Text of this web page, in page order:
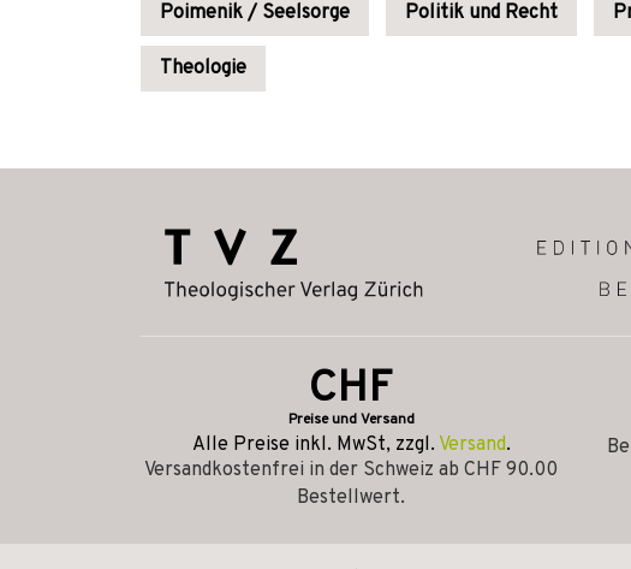
Poimenik / Seelsorge Politik und Recht
Theologie
CHF
Preise und Versand
Alle Preise inkl. MwSt, zzgl. Versand.
Versandkostenfrei in der Schweiz ab CHF 90.00
Bestellwert.